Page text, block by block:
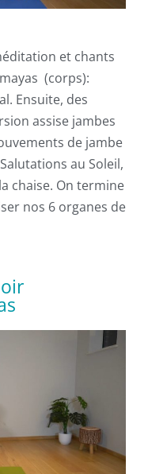
et chants
(corps):
Ensuite, des
assise jambes
de jambe
au Soleil,
chaise. On termine
nos 6 organes de